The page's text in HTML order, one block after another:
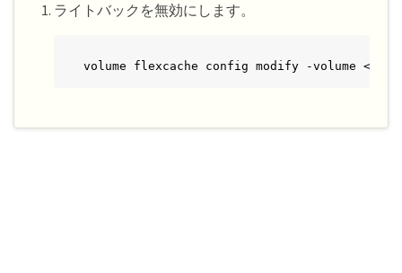
ライトバックを無効にします。
volume flexcache config modify -volume